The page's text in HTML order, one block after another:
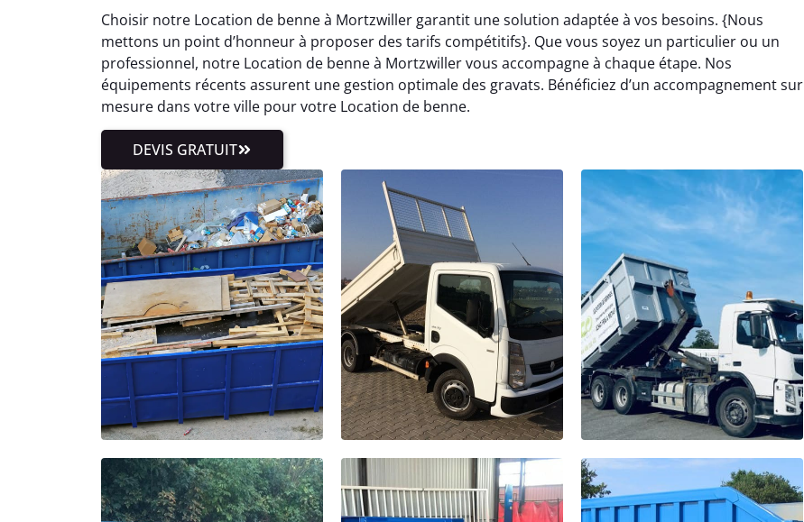
Choisir notre Location de benne à Mortzwiller garantit une solution adaptée à vos besoins. {Nous
mettons un point d’honneur à proposer des tarifs compétitifs}. Que vous soyez un particulier ou un
professionnel, notre Location de benne à Mortzwiller vous accompagne à chaque étape. Nos
équipements récents assurent une gestion optimale des gravats. Bénéficiez d’un accompagnement sur
mesure dans votre ville pour votre Location de benne.
DEVIS GRATUIT